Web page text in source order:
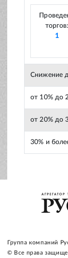
торгов:
1
Снижение
от 10% до
от 20% до
30% и
Группа компаний
© Все права